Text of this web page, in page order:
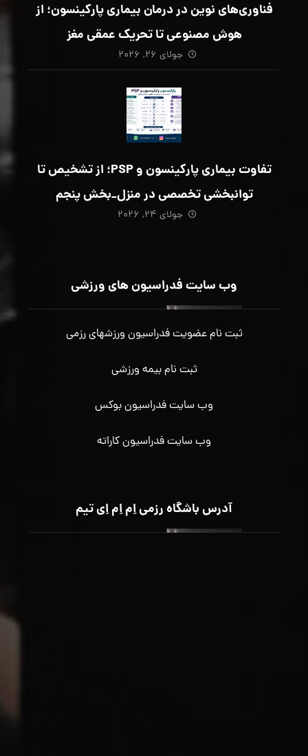
فناوری‌های نوین در درمان بیماری پارکینسون؛ از
هوش مصنوعی تا تحریک عمقی مغز
جولای ۲۶, ۲۰۲۶
تفاوت بیماری پارکینسون و PSP؛ از تشخیص تا
توانبخشی تخصصی در منزل_بخش پنجم
جولای ۲۴, ۲۰۲۶
وب سایت فدراسیون های ورزشی
ثبت نام عضویت فدراسیون ورزشهای رزمی
ثبت نام بیمه ورزشی
وب سایت فدراسیون بوکس
وب سایت فدراسیون کاراته
آدرس باشگاه رزمی اِم اِم اِی تیم